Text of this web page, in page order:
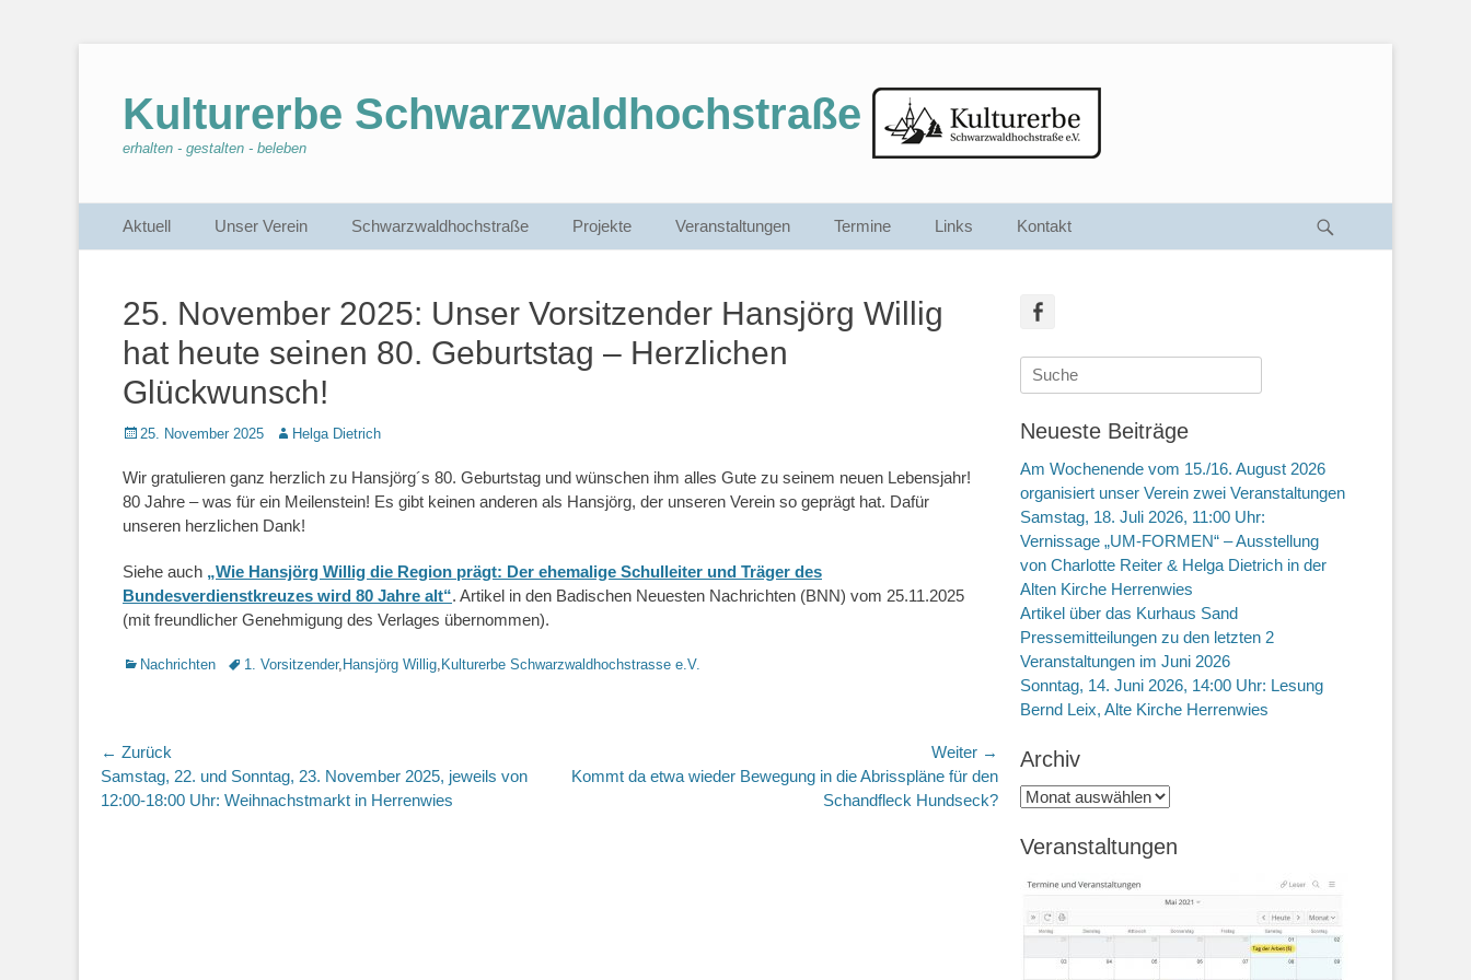
Kulturerbe Schwarzwaldhochstraße
erhalten - gestalten - beleben
Primärmenu
Aktuell Unser Verein Schwarzwaldhochstraße Projekte Veranstaltungen Termine Links Kontakt
25. November 2025: Unser Vorsitzender Hansjörg Willig
hat heute seinen 80. Geburtstag – Herzlichen
Glückwunsch!
Veröffentlicht
25. November 2025 AutorHelga Dietrich
Wir gratulieren ganz herzlich zu Hansjörg´s 80. Geburtstag und wünschen ihm alles Gute zu seinem neuen Lebensjahr!
80 Jahre – was für ein Meilenstein! Es gibt keinen anderen als Hansjörg, der unseren Verein so geprägt hat. Dafür
unseren herzlichen Dank!
Siehe auch „Wie Hansjörg Willig die Region prägt: Der ehemalige Schulleiter und Träger des
Bundesverdienstkreuzes wird 80 Jahre alt“. Artikel in den Badischen Neuesten Nachrichten (BNN) vom 25.11.2025
(mit freundlicher Genehmigung des Verlages übernommen).
Kategorien
Nachrichten Schlagworte
1. Vorsitzender, Hansjörg Willig, Kulturerbe Schwarzwaldhochstrasse e.V.
Beitragsnavigation
← Zurück
Vorhergehender
Beitrag:
Samstag, 22. und Sonntag, 23. November 2025, jeweils von
12:00-18:00 Uhr: Weihnachstmarkt in Herrenwies
Weiter →
Nächster
Kommt da etwa wieder Bewegung in die Abrisspläne für den
Schandfleck Hundseck?
Suche
nach:
Neueste Beiträge
Am Wochenende vom 15./16. August 2026
organisiert unser Verein zwei Veranstaltungen
Samstag, 18. Juli 2026, 11:00 Uhr:
Vernissage „UM-FORMEN“ – Ausstellung
von Charlotte Reiter & Helga Dietrich in der
Alten Kirche Herrenwies
Artikel über das Kurhaus Sand
Pressemitteilungen zu den letzten 2
Veranstaltungen im Juni 2026
Sonntag, 14. Juni 2026, 14:00 Uhr: Lesung
Bernd Leix, Alte Kirche Herrenwies
Archiv
Archiv
Veranstaltungen